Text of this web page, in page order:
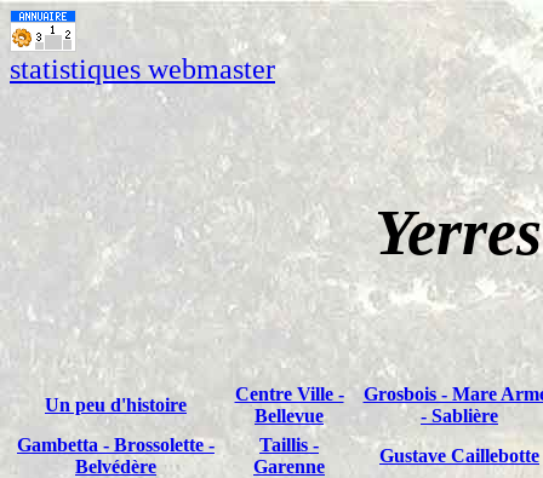
statistiques webmaster
Un peu d'histoire
Centre Ville -
Bellevue
Grosbois - Mare
- Sablière
Gambetta - Brossolette -
Belvédère
Taillis -
Garenne
Gustave Caillebotte